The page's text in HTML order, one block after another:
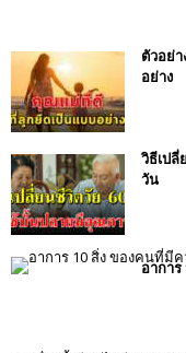
ตัวอย่
อย่าง
วิธีเป
วัน
อากา